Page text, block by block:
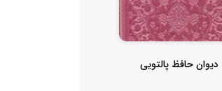
دیوان حافظ پالتویی